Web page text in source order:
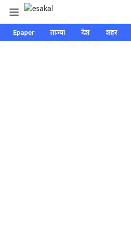
Epaper ताज्या देश शहर